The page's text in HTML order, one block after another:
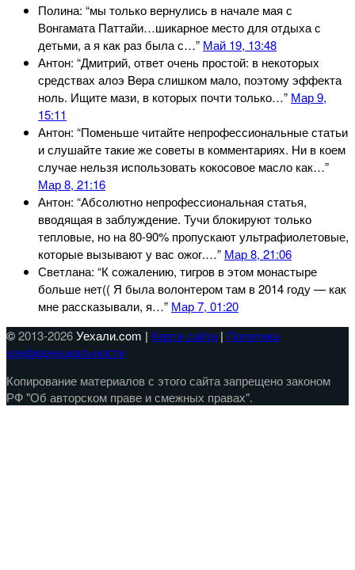
Полина: “мы только вернулись в начале мая с
Вонгамата Паттайи…шикарное место для отдыха с
детьми, а я как раз была с…” Май 19, 13:48
Антон: “Дмитрий, ответ очень простой: в некоторых
средствах aлoэ Bepa слишком мало, поэтому эффекта
ноль. Ищите мази, в которых почти только…” Мар 9,
15:11
Антон: “Поменьше читайте непрофессиональные статьи
и слушайте такие же советы в комментариях. Ни в коем
случае нельзя использовать кокосовое масло как…”
Мар 8, 21:16
Антон: “Абсолютно непрофессиональная статья,
вводящая в заблуждение. Тучи блокируют только
тепловые, но на 80-90% пропускают ультрафиолетовые,
которые вызывают у вас ожог.…” Мар 8, 21:06
Светлана: “К сожалению, тигров в этом монастыре
больше нет(( Я была волонтером там в 2014 году — как
мне рассказывали, я…” Мар 7, 01:20
©2013-2026Уехали.com | Карта сайта | Политика
конфиденциальности
Копирование материалов с этого сайта запрещено законом
РФ "Об авторском праве и смежных правах".